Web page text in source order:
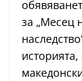
за „Месец